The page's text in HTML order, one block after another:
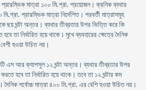
মাত্রা ১০০ মি.গ্রা. প্রয়োজন। ক্রনিক ব্যথার
প্রারম্ভিক মাত্রা নির্দেশিত। পরবর্তী মাত্রাসমূহ
ছয় ঘন্টা অন্তর। ব্যথার তীব্রতার উপর ভিত্তি করে কি
তা নির্ধারিত হয়ে থাকে। মুখে ব্যবহারের ক্ষেত্রে দৈনিক
হওয়া উচিত নয়।
এস আর ক্যাপসুল ১২ ঘন্টা অন্তর। ব্যথার তীব্রতার উপর
হবে তা নির্ধারিত হয়ে থাকে। তবে তা ১২ ঘন্টার কম
দৈনিক সর্বোচ্চ মাত্রা ৪০০ মি.গ্রা. এর বেশি হওয়া উচিত নয়।